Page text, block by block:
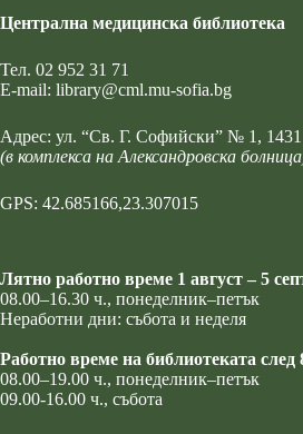
Централна медицинска библиотека
Тел. 02 952 31 71
Е-mail: library@cml.mu-sofia.bg
Адрес: ул. “Св. Г. Софийски” № 1 ,
(в комплекса на Александровска
GPS: 42.685166,23.307015
Лятно работно време 1 август – 5
08.00–16.30 ч., понеделник–петък
Неработни дни: събота и неделя
Работно време на библиотеката след
08.00–19.00 ч., понеделник–петък
09.00-16.00 ч., събота